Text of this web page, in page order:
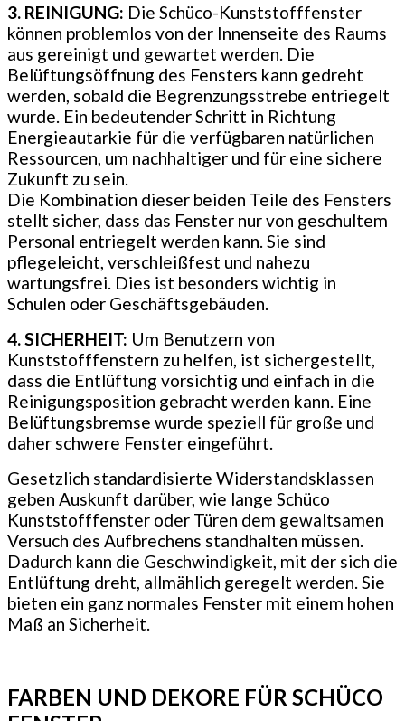
3. REINIGUNG: Die Schüco-Kunststofffenster
können problemlos von der Innenseite des Raums
aus gereinigt und gewartet werden. Die
Belüftungsöffnung des Fensters kann gedreht
werden, sobald die Begrenzungsstrebe entriegelt
wurde. Ein bedeutender Schritt in Richtung
Energieautarkie für die verfügbaren natürlichen
Ressourcen, um nachhaltiger und für eine sichere
Zukunft zu sein.
Die Kombination dieser beiden Teile des Fensters
stellt sicher, dass das Fenster nur von geschultem
Personal entriegelt werden kann. Sie sind
pflegeleicht, verschleißfest und nahezu
wartungsfrei. Dies ist besonders wichtig in
Schulen oder Geschäftsgebäuden.
4. SICHERHEIT: Um Benutzern von
Kunststofffenstern zu helfen, ist sichergestellt,
dass die Entlüftung vorsichtig und einfach in die
Reinigungsposition gebracht werden kann. Eine
Belüftungsbremse wurde speziell für große und
daher schwere Fenster eingeführt.
Gesetzlich standardisierte Widerstandsklassen
geben Auskunft darüber, wie lange Schüco
Kunststofffenster oder Türen dem gewaltsamen
Versuch des Aufbrechens standhalten müssen.
Dadurch kann die Geschwindigkeit, mit der sich die
Entlüftung dreht, allmählich geregelt werden. Sie
bieten ein ganz normales Fenster mit einem hohen
Maß an Sicherheit.
FARBEN UND DEKORE FÜR SCHÜCO